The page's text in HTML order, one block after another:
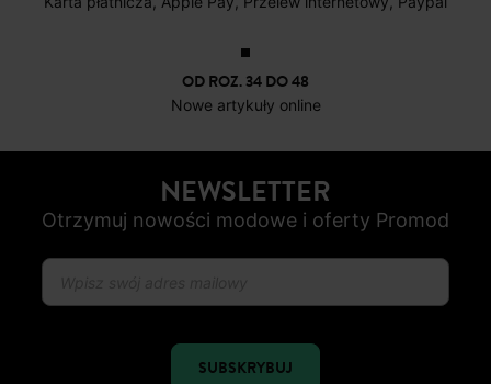
OD ROZ. 34 DO 48
Nowe artykuły online
NEWSLETTER
Otrzymuj nowości modowe i oferty Promod
SUBSKRYBUJ